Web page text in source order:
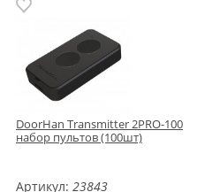
DoorHan Transmitter 2PRO-100
набор пультов (100шт)
Артикул: 23843